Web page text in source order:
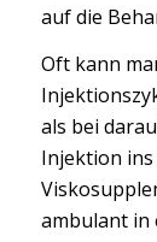
auf die
Oft kann
als bei
Injektion ins
ambulant in